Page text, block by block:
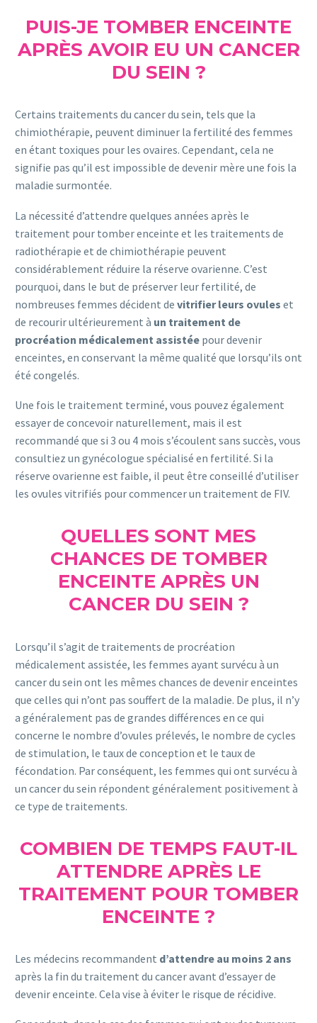
PUIS-JE TOMBER ENCEINTE
APRÈS AVOIR EU UN CANCER
DU SEIN ?
Certains traitements du cancer du sein, tels que la
chimiothérapie, peuvent diminuer la fertilité des femmes
en étant toxiques pour les ovaires. Cependant, cela ne
signifie pas qu’il est impossible de devenir mère une fois la
maladie surmontée.
La nécessité d’attendre quelques années après le
traitement pour tomber enceinte et les traitements de
radiothérapie et de chimiothérapie peuvent
considérablement réduire la réserve ovarienne. C’est
pourquoi, dans le but de préserver leur fertilité, de
nombreuses femmes décident de vitrifier leurs ovules et
de recourir ultérieurement à un traitement de
procréation médicalement assistée pour devenir
enceintes, en conservant la même qualité que lorsqu’ils ont
été congelés.
Une fois le traitement terminé, vous pouvez également
essayer de concevoir naturellement, mais il est
recommandé que si 3 ou 4 mois s’écoulent sans succès, vous
consultiez un gynécologue spécialisé en fertilité. Si la
réserve ovarienne est faible, il peut être conseillé d’utiliser
les ovules vitrifiés pour commencer un traitement de FIV.
QUELLES SONT MES
CHANCES DE TOMBER
ENCEINTE APRÈS UN
CANCER DU SEIN ?
Lorsqu’il s’agit de traitements de procréation
médicalement assistée, les femmes ayant survécu à un
cancer du sein ont les mêmes chances de devenir enceintes
que celles qui n’ont pas souffert de la maladie. De plus, il n’y
a généralement pas de grandes différences en ce qui
concerne le nombre d’ovules prélevés, le nombre de cycles
de stimulation, le taux de conception et le taux de
fécondation. Par conséquent, les femmes qui ont survécu à
un cancer du sein répondent généralement positivement à
ce type de traitements.
COMBIEN DE TEMPS FAUT-IL
ATTENDRE APRÈS LE
TRAITEMENT POUR TOMBER
ENCEINTE ?
Les médecins recommandent d’attendre au moins 2 ans
après la fin du traitement du cancer avant d’essayer de
devenir enceinte. Cela vise à éviter le risque de récidive.